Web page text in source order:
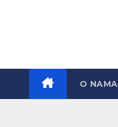
O NAMA